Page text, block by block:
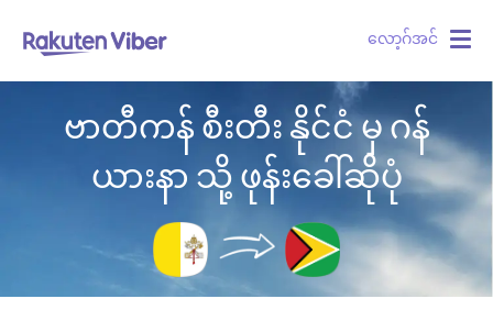
လော့ဂ်အင်
ဗာတီကန် စီးတီး နိုင်ငံ မှ ဂန်
ယားနာ သို့ ဖုန်းခေါ်ဆိုပုံ